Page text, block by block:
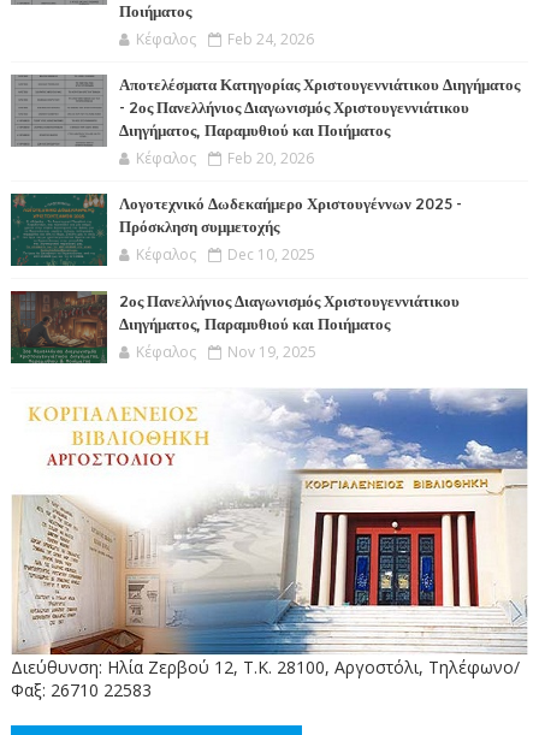
Ποιήματος
Κέφαλος Feb 24, 2026
Αποτελέσματα Κατηγορίας Χριστουγεννιάτικου Διηγήματος
- 2ος Πανελλήνιος Διαγωνισμός Χριστουγεννιάτικου
Διηγήματος, Παραμυθιού και Ποιήματος
Κέφαλος Feb 20, 2026
Λογοτεχνικό Δωδεκαήμερο Χριστουγέννων 2025 -
Πρόσκληση συμμετοχής
Κέφαλος Dec 10, 2025
2ος Πανελλήνιος Διαγωνισμός Χριστουγεννιάτικου
Διηγήματος, Παραμυθιού και Ποιήματος
Κέφαλος Nov 19, 2025
Διεύθυνση: Ηλία Ζερβού 12, Τ.Κ. 28100, Αργοστόλι, Τηλέφωνο/
Φαξ: 26710 22583